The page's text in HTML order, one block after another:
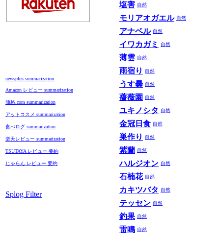
newsplus summarization
Amazon レビュー summarization
価格.com summarization
アットコスメ summarization
食べログ summarization
楽天レビュー summarization
TSUTAYA レビュー 要約
じゃらん レビュー 要約
Splog Filter
塩害 自然
モリアオガエル 自然
アナベル 自然
イワカガミ 自然
薄雲 自然
雨宿り 自然
うす曇 自然
薔薇園 自然
ユキノシタ 自然
金冠日食 自然
巣作り 自然
紫蘭 自然
ハルジオン 自然
石楠花 自然
カキツバタ 自然
テッセン 自然
釣果 自然
雷鳴 自然